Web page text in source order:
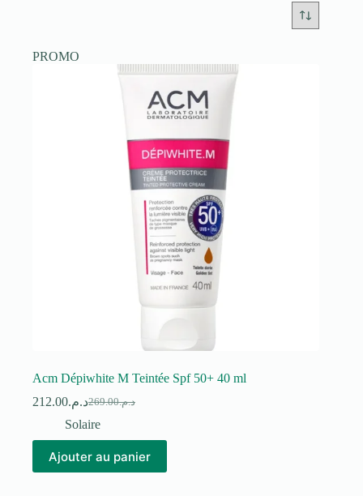
PROMO
Acm Dépiwhite M Teintée Spf 50+ 40 ml
د.م.269.00
Le
prix
était :
د.م.212.00
Le
prix
est :
Solaire
Ajouter au panier